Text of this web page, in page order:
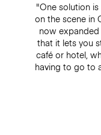
"One solution
on the scene in
now
that it lets you
café or hotel,
having to go to